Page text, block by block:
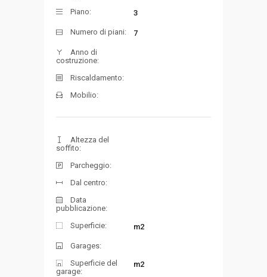
Piano: 3
Numero di piani: 7
Anno di
costruzione:
Riscaldamento:
Mobilio:
Altezza del
soffito:
Parcheggio:
Dal centro:
Data
pubblicazione:
Superficie:
m2
Garages:
Superficie del
garage:
m2